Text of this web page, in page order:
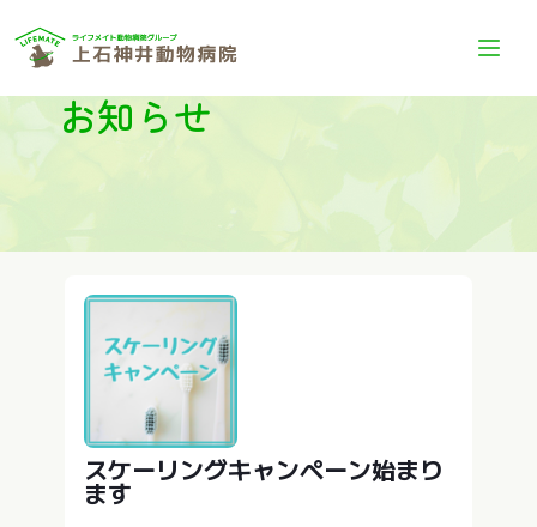
お知らせ
スケーリングキャンペーン始まり
ます